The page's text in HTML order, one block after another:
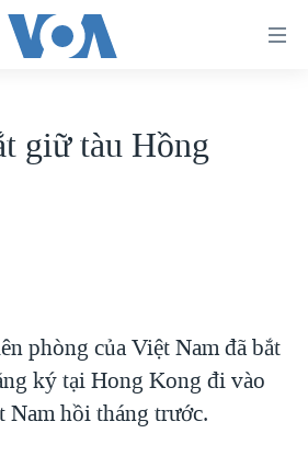
giữ tàu Hồng
phòng của Việt Nam đã bắt
ký tại Hong Kong đi vào
Nam hồi tháng trước.